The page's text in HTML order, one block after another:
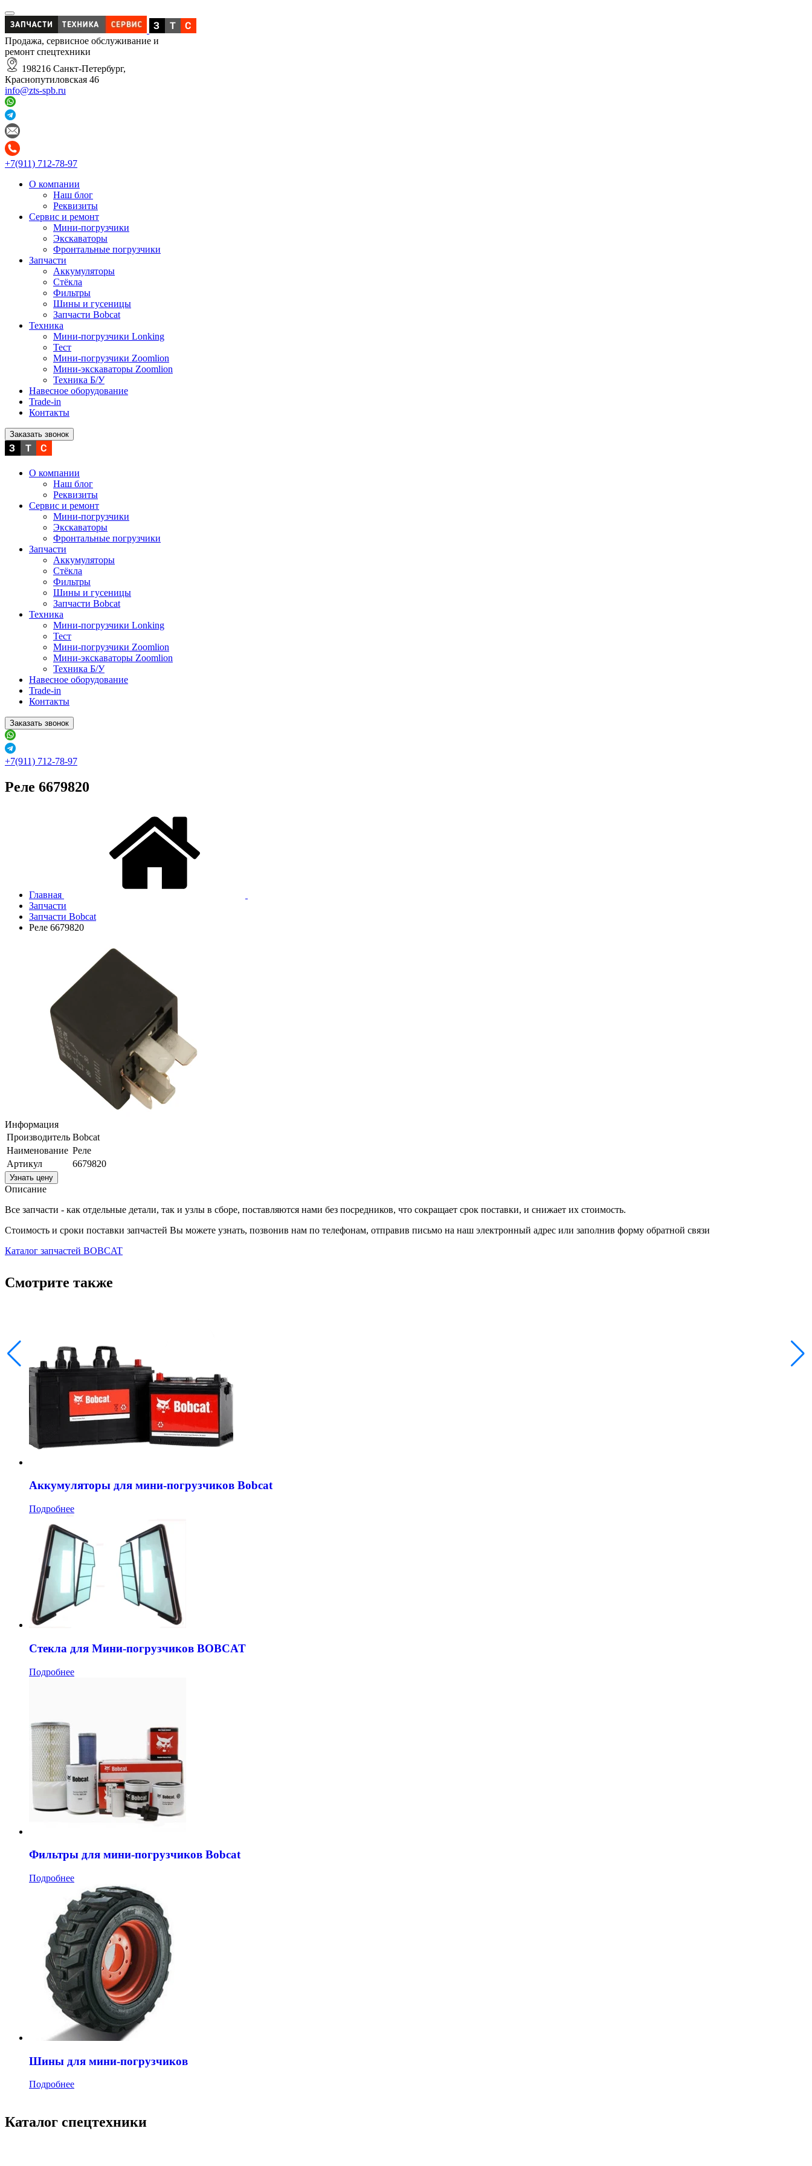
Продажа, сервисное обслуживание и
ремонт спецтехники
198216 Санкт-Петербург,
Краснопутиловская 46
info@zts-spb.ru
+7(911) 712-78-97
О компании
Наш блог
Реквизиты
Сервис и ремонт
Мини-погрузчики
Экскаваторы
Фронтальные погрузчики
Запчасти
Аккумуляторы
Стёкла
Фильтры
Шины и гусеницы
Запчасти Bobcat
Техника
Мини-погрузчики Lonking
Тест
Мини-погрузчики Zoomlion
Мини-экскаваторы Zoomlion
Техника Б/У
Навесное оборудование
Trade-in
Контакты
Заказать звонок
О компании
Наш блог
Реквизиты
Сервис и ремонт
Мини-погрузчики
Экскаваторы
Фронтальные погрузчики
Запчасти
Аккумуляторы
Стёкла
Фильтры
Шины и гусеницы
Запчасти Bobcat
Техника
Мини-погрузчики Lonking
Тест
Мини-погрузчики Zoomlion
Мини-экскаваторы Zoomlion
Техника Б/У
Навесное оборудование
Trade-in
Контакты
Заказать звонок
+7(911) 712-78-97
Реле 6679820
Главная
Запчасти
Запчасти Bobcat
Реле 6679820
Информация
Производитель Bobcat
Наименование Реле
Артикул
6679820
Узнать цену
Описание
Все запчасти - как отдельные детали, так и узлы в сборе, поставляются нами без посредников, что сокращает срок поставки, и снижает их стоимость.
Стоимость и сроки поставки запчастей Вы можете узнать, позвонив нам по телефонам, отправив письмо на наш электронный адрес или заполнив форму обратной связи
Каталог запчастей BOBCAT
Смотрите также
Аккумуляторы для мини-погрузчиков Bobcat
Подробнее
Стекла для Мини-погрузчиков BOBCAT
Подробнее
Фильтры для мини-погрузчиков Bobcat
Подробнее
Шины для мини-погрузчиков
Подробнее
Каталог спецтехники